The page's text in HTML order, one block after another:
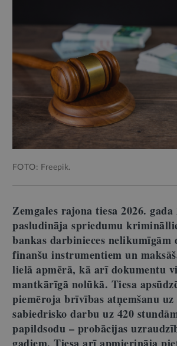
FOTO: Freepik.
Zemgales rajona tiesa 2026.
pasludināja spriedumu
bankas darbinieces
finanšu instrumentiem un
lielā apmērā, kā arī dokumentu
mantkārīgā nolūkā. Tiesa
piemēroja brīvības atņemšanu uz
sabiedrisko darbu uz 420
papildsodu – probācijas
gadiem. Tiesa arī apmierināja